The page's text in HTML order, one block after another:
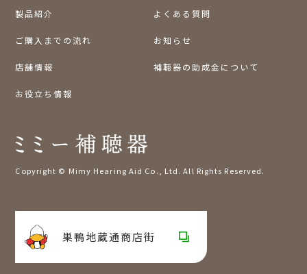
Copyright © Mimy Hearing Aid Co., Ltd. All Rights Reserved.
製品紹介 よくある質問
ご購入までの流れ お知らせ
店舗情報 補聴器の助成金について
お役立ち情報
巣鴨地蔵通商店街